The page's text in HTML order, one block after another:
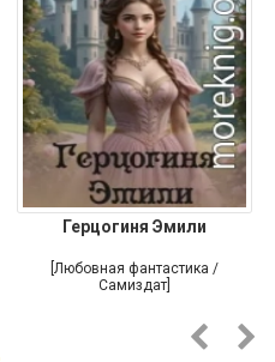
Герцогиня Эмили
[Любовная фантастика /
Самиздат]